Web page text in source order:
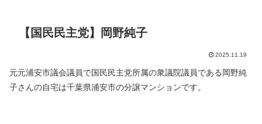
【国民民主党】岡野純子
2025.11.19
元元浦安市議会議員で国民民主党所属の衆議院議員である岡野純
子さんの自宅は千葉県浦安市の分譲マンションです。